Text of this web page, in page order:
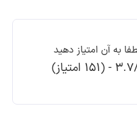
به آن امتیاز دهید
امتیاز)